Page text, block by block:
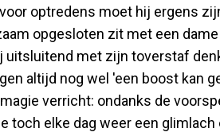
optredens moet hij ergens
opgesloten zit met een
met zijn toverstaf
altijd nog wel 'een boost kan
verricht: ondanks de
toch elke dag weer een glimlach